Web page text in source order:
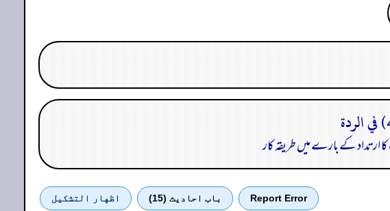
ارتداد کے بارے میں طریقہ کار
Report Error باب احادیث (15) اظهار التشكيل